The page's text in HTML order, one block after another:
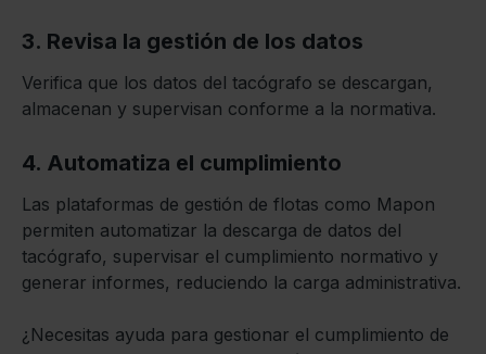
3. Revisa la gestión de los datos
Verifica que los datos del tacógrafo se descargan,
almacenan y supervisan conforme a la normativa.
4. Automatiza el cumplimiento
Las plataformas de gestión de flotas como Mapon
permiten automatizar la descarga de datos del
tacógrafo, supervisar el cumplimiento normativo y
generar informes, reduciendo la carga administrativa.
¿Necesitas ayuda para gestionar el cumplimiento de